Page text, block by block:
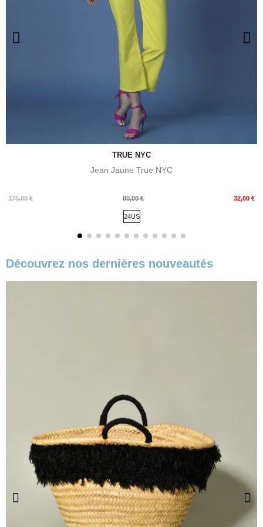
TRUE NYC
Jean Jaune True NYC
175,00 €
Prix
80,00 € 32,00 €
Prix
24US
Découvrez nos dernières nouveautés